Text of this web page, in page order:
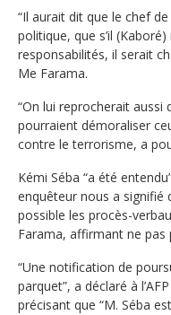
“Il aurait dit que le chef
politique, que s’il
responsabilités, il serait
Me Farama.
“On lui reprocherait aussi
pourraient démoraliser
contre le terrorisme, a
Kémi Séba “a été
enquêteur nous a signifié
possible les procès-
Farama, affirmant ne pas
“Une notification de
parquet”, a déclaré à
précisant que “M. Séba